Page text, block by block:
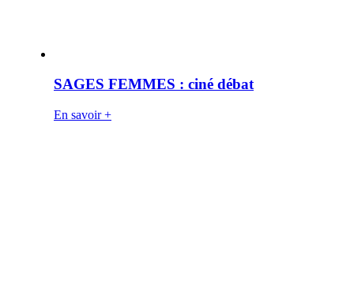
SAGES FEMMES : ciné débat
En savoir +